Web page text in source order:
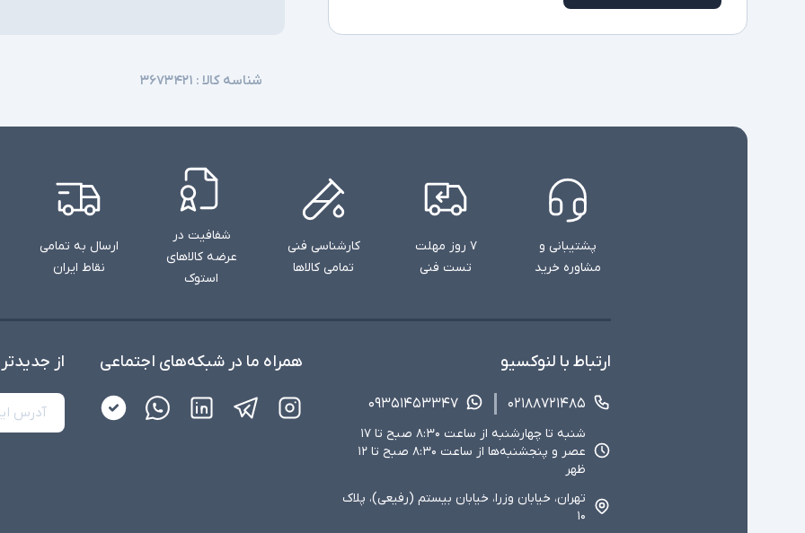
شناسه کالا : ۳۶۷۳۴۲۱
پشتیبانی و
مشاوره خرید
۷ روز مهلت
تست فنی
کارشناسی فنی
تمامی کالاها
شفافیت در
عرضه کالاهای
استوک
ارسال به تمامی
نقاط ایران
ارتباط با لنوکسیو
۰۲۱۸۸۷۲۱۴۸۵ ۰۹۳۵۱۴۵۳۳۴۷
شنبه تا چهارشنبه از ساعت ۸:۳۰ صبح تا ۱۷
عصر و پنجشنبه‌ها از ساعت ۸:۳۰ صبح تا ۱۲
ظهر
تهران، خیابان وزرا، خیابان بیستم (رفیعی)، پلاک
۱۰
همراه ما در شبکه‌های اجتماعی از